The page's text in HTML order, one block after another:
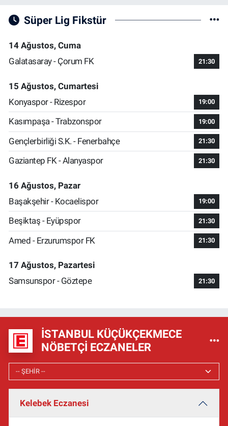
Süper Lig Fikstür
14 Ağustos, Cuma
Galatasaray - Çorum FK
21:30
15 Ağustos, Cumartesi
Konyaspor - Rizespor
19:00
Kasımpaşa - Trabzonspor 19:00
Gençlerbirliği S.K. - Fenerbahçe 21:30
Gaziantep FK - Alanyaspor 21:30
16 Ağustos, Pazar
Başakşehir - Kocaelispor
19:00
Beşiktaş - Eyüpspor 21:30
Amed - Erzurumspor FK 21:30
17 Ağustos, Pazartesi
Samsunspor - Göztepe
21:30
İSTANBUL KÜÇÜKÇEKMECE
NÖBETÇI ECZANELER
Kelebek Eczanesi